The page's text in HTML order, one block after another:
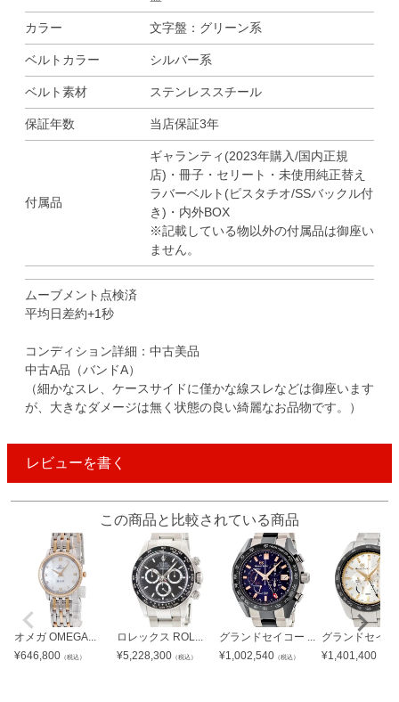
カラー 文字盤：グリーン系
ベルトカラー シルバー系
ベルト素材 ステンレススチール
保証年数 当店保証3年
付属品
ギャランティ(2023年購入/国内正規
店)・冊子・セリート・未使用純正替え
ラバーベルト(ピスタチオ/SSバックル付
き)・内外BOX
※記載している物以外の付属品は御座い
ません。
ムーブメント点検済
平均日差約+1秒
コンディション詳細：中古美品
中古A品（バンドA）
（細かなスレ、ケースサイドに僅かな線スレなどは御座います
が、大きなダメージは無く状態の良い綺麗なお品物です。）
レビューを書く
この商品と比較されている商品
オメガ OMEGA...
¥646,800 （税込）
ロレックス ROL...
¥5,228,300 （税込）
グランドセイコー ...
¥1,002,540 （税込）
グランドセイコ
¥1,401,400